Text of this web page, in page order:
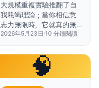
大規模重複實驗推翻了自
我耗竭理論；當你相信意
志力無限時，它就真的無
限。
2026年5月23日 ·10 分鐘閱讀
🧠